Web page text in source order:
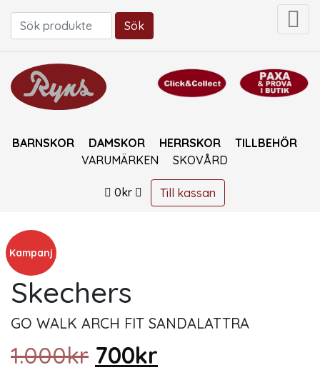
Sök efter:
Sök
BARNSKOR DAMSKOR HERRSKOR
TILLBEHÖR
VARUMÄRKEN
SKOVÅRD
0kr Till kassan
Kampanj
Skechers
GO WALK ARCH FIT SANDALATTRA
1.000kr Det ursprungliga
700kr